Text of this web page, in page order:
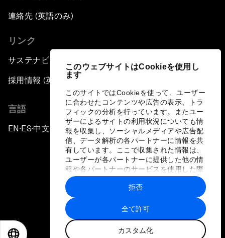
このウェブサイトはCookieを使用し
ます
このサイトではCookieを使って、ユーザー
に合わせたコンテンツや広告の表示、トラ
フィックの分析を行っています。またユー
ザーによるサイトの利用状況についても情
報を収集し、ソーシャルメディアや広告配
信、データ解析の各パートナーに情報を共
有しています。ここで収集された情報は、
ユーザーが各パートナーに提供した他の情
報や各パートナーのサービスを使用した際
に収集された情報と組み合わされ、各パー
トナーによって使用されることがありま
す。
全て許可
カスタム化
拒否
連絡先 (英語のみ)
リンク
サステナビリティへの取り組み
採用情報 (英語のみ)
言語
EN ▪ES▪中文▪ 日本語
プライバシーポリシーと利用規約
サイトマップ
©
世界経済フォーラム